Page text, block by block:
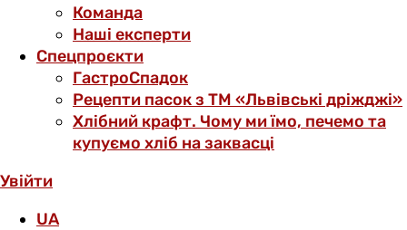
Команда
Наші експерти
Спецпроєкти
ГастроСпадок
Рецепти пасок з ТМ «Львівські дріжджі»
Хлібний крафт. Чому ми їмо, печемо та
купуємо хліб на заквасці
Увійти
UA